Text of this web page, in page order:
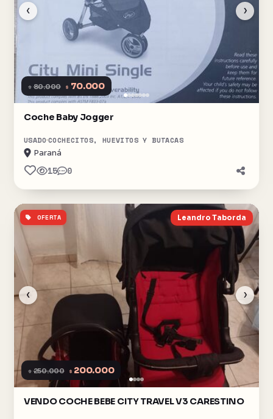
‹ ›
$ 80.000 $ 70.000
Coche Baby Jogger
USADO COCHECITOS, HUEVITOS Y BUTACAS
Paraná
15 0
‹ ›
Leandro Taborda
OFERTA
$ 250.000 $ 200.000
VENDO COCHE BEBE CITY TRAVEL V3 CARESTINO